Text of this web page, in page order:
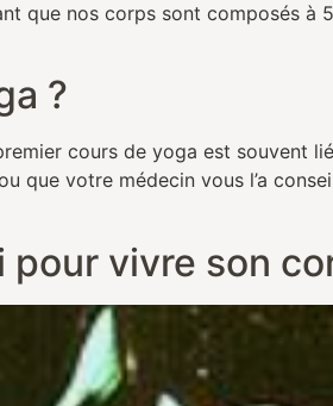
que nos corps sont composés à
?
premier cours de yoga est
que votre médecin vous l’a
vivre son